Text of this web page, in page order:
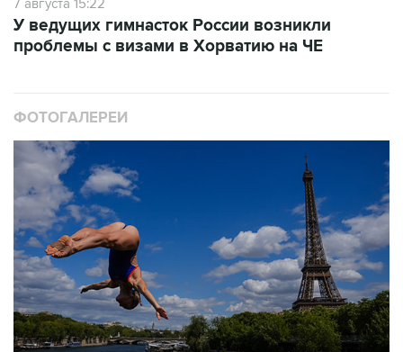
проблемы с визами в Хорватию на ЧЕ
10